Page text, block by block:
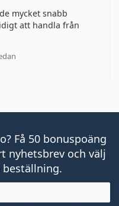
mycket snabb
att handla från
5
Få 50 bonuspoäng
nyhetsbrev och välj